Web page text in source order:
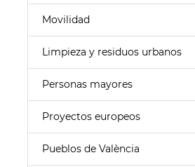
Movilidad
Limpieza y residuos urbanos
Personas mayores
Proyectos europeos
Pueblos de València